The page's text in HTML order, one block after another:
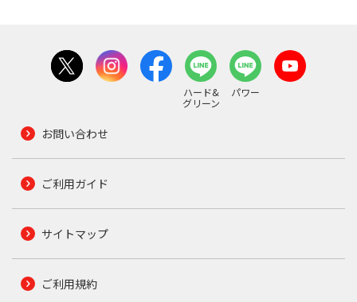
ハード&
グリーン
パワー
お問い合わせ
ご利用ガイド
サイトマップ
ご利用規約